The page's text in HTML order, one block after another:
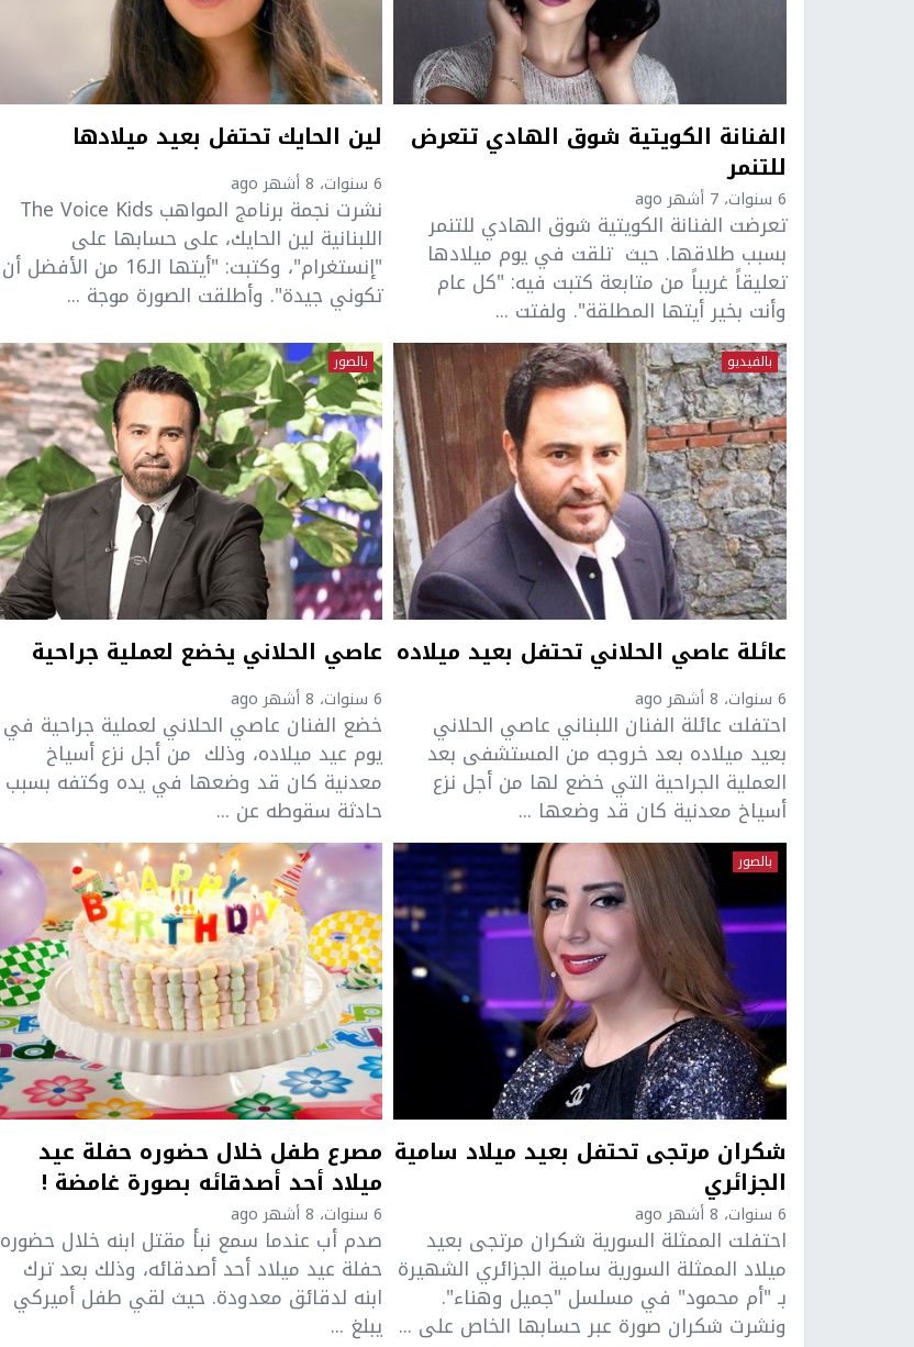
الفنانة الكويتية شوق الهادي تتعرض
للتنمر
6 سنوات، 7 أشهر ago
تعرضت الفنانة الكويتية شوق الهادي للتنمر
بسبب طلاقها. حيث تلقت في يوم ميلادها
تعليقاً غريباً من متابعة كتبت فيه: "كل عام
وأنت بخير أيتها المطلقة". ولفتت ...
لين الحايك تحتفل بعيد ميلادها
6 سنوات، 8 أشهر ago
نشرت نجمة برنامج المواهب The Voice Kids
اللبنانية لين الحايك، على حسابها على
"إنستغرام"، وكتبت: "أيتها الـ16 من الأفضل أن
تكوني جيدة". وأطلقت الصورة موجة ...
بالفيديو
عائلة عاصي الحلاني تحتفل بعيد ميلاده
6 سنوات، 8 أشهر ago
احتفلت عائلة الفنان اللبناني عاصي الحلاني
بعيد ميلاده بعد خروجه من المستشفى بعد
العملية الجراحية التي خضع لها من أجل نزع
أسياخ معدنية كان قد وضعها ...
بالصور
عاصي الحلاني يخضع لعملية جراحية
6 سنوات، 8 أشهر ago
خضع الفنان عاصي الحلاني لعملية جراحية في
يوم عيد ميلاده، وذلك من أجل نزع أسياخ
معدنية كان قد وضعها في يده وكتفه بسبب
حادثة سقوطه عن ...
بالصور
شكران مرتجى​ تحتفل بعيد ميلاد سامية
الجزائري
6 سنوات، 8 أشهر ago
احتفلت الممثلة السورية شكران مرتجى​ بعيد
ميلاد الممثلة السورية سامية الجزائري الشهيرة
بـ "أم محمود" في مسلسل "جميل وهناء".
ونشرت شكران صورة عبر حسابها الخاص على ...
مصرع طفل خلال حضوره حفلة عيد
ميلاد أحد أصدقائه بصورة غامضة !
6 سنوات، 8 أشهر ago
صدم أب عندما سمع نبأ مقتل ابنه خلال حضوره
حفلة عيد ميلاد أحد أصدقائه، وذلك بعد ترك
ابنه لدقائق معدودة. حيث لقي طفل أميركي
يبلغ ...